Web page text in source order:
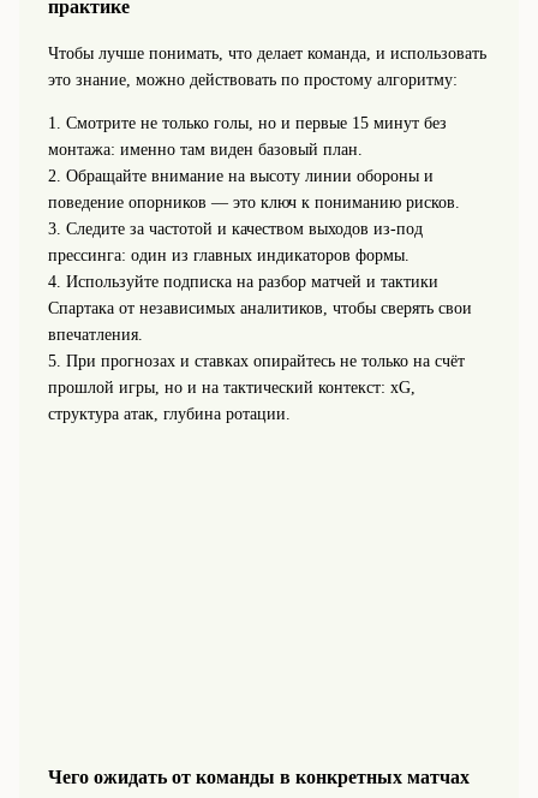
практике
Чтобы лучше понимать, что делает команда, и использовать
это знание, можно действовать по простому алгоритму:
1. Смотрите не только голы, но и первые 15 минут без
монтажа: именно там виден базовый план.
2. Обращайте внимание на высоту линии обороны и
поведение опорников — это ключ к пониманию рисков.
3. Следите за частотой и качеством выходов из-под
прессинга: один из главных индикаторов формы.
4. Используйте подписка на разбор матчей и тактики
Спартака от независимых аналитиков, чтобы сверять свои
впечатления.
5. При прогнозах и ставках опирайтесь не только на счёт
прошлой игры, но и на тактический контекст: xG,
структура атак, глубина ротации.
Чего ожидать от команды в конкретных матчах